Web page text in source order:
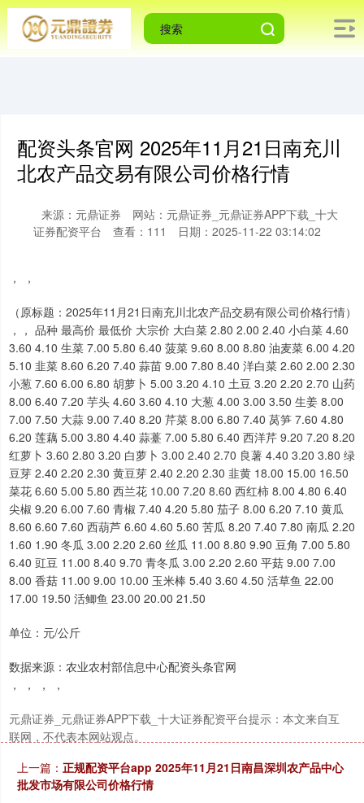
配资头条官网 2025年11月21日南充川
北农产品交易有限公司价格行情
来源：元鼎证券
网站：元鼎证券_元鼎证券APP下载_十大
证券配资平台
查看：111 日期：2025-11-22 03:14:02
， ，
（原标题：2025年11月21日南充川北农产品交易有限公司价格行情）
，， 品种 最高价 最低价 大宗价 大白菜 2.80 2.00 2.40 小白菜 4.60
3.60 4.10 生菜 7.00 5.80 6.40 菠菜 9.60 8.00 8.80 油麦菜 6.00 4.20
5.10 韭菜 8.60 6.20 7.40 蒜苗 9.00 7.80 8.40 洋白菜 2.60 2.00 2.30
小葱 7.60 6.00 6.80 胡萝卜 5.00 3.20 4.10 土豆 3.20 2.20 2.70 山药
8.00 6.40 7.20 芋头 4.60 3.60 4.10 大葱 4.00 3.00 3.50 生姜 8.00
7.00 7.50 大蒜 9.00 7.40 8.20 芹菜 8.00 6.80 7.40 莴笋 7.60 4.80
6.20 莲藕 5.00 3.80 4.40 蒜薹 7.00 5.80 6.40 西洋芹 9.20 7.20 8.20
红萝卜 3.60 2.80 3.20 白萝卜 3.00 2.40 2.70 良薯 4.40 3.20 3.80 绿
豆芽 2.40 2.20 2.30 黄豆芽 2.40 2.20 2.30 韭黄 18.00 15.00 16.50
菜花 6.60 5.00 5.80 西兰花 10.00 7.20 8.60 西红柿 8.00 4.80 6.40
尖椒 9.20 6.00 7.60 青椒 7.40 4.20 5.80 茄子 8.00 6.20 7.10 黄瓜
8.60 6.60 7.60 西葫芦 6.60 4.60 5.60 苦瓜 8.20 7.40 7.80 南瓜 2.20
1.60 1.90 冬瓜 3.00 2.20 2.60 丝瓜 11.00 8.80 9.90 豆角 7.00 5.80
6.40 豇豆 11.00 8.40 9.70 青冬瓜 3.00 2.20 2.60 平菇 9.00 7.00
8.00 香菇 11.00 9.00 10.00 玉米棒 5.40 3.60 4.50 活草鱼 22.00
17.00 19.50 活鲫鱼 23.00 20.00 21.50
单位：元/公斤
数据来源：农业农村部信息中心配资头条官网
， ， ， ，
元鼎证券_元鼎证券APP下载_十大证券配资平台提示：本文来自互
联网，不代表本网站观点。
上一篇： 正规配资平台app 2025年11月21日南昌深圳农产品中心
批发市场有限公司价格行情
上证综指 3900.35 +21.92 +0.57%
深证成指 14110.12 -34.08 -0.24%
沪深300 4651.31 -6.85 -0.15%
北证50 1122.88 +3.42 +0.30%